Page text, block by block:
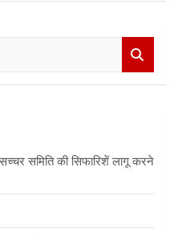
समिति की सिफारिशें लागू करने